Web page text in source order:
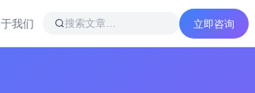
我们 立即咨询